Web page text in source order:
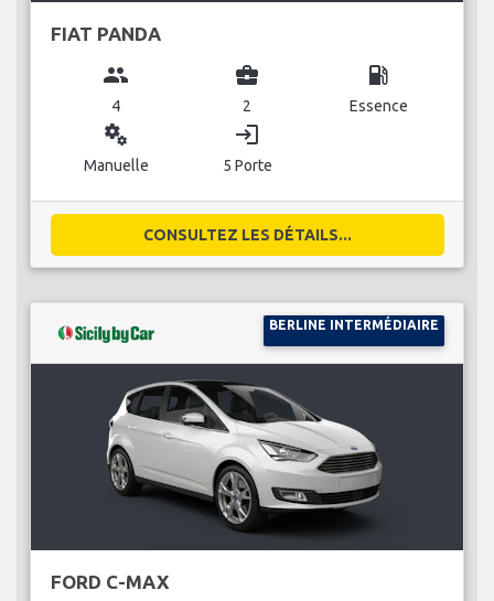
FIAT PANDA
group
4
business_center
2
local_gas_station
Essence
miscellaneous_services
Manuelle
login
5 Porte
CONSULTEZ LES DÉTAILS...
BERLINE INTERMÉDIAIRE
FORD C-MAX